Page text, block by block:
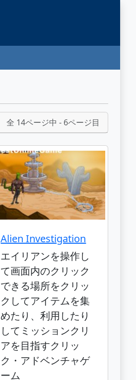
全 14ページ中 - 6ページ目
Alien Investigation
エイリアンを操作し
て画面内のクリック
できる場所をクリッ
クしてアイテムを集
めたり、利用したり
してミッションクリ
アを目指すクリッ
ク・アドベンチャゲ
ーム